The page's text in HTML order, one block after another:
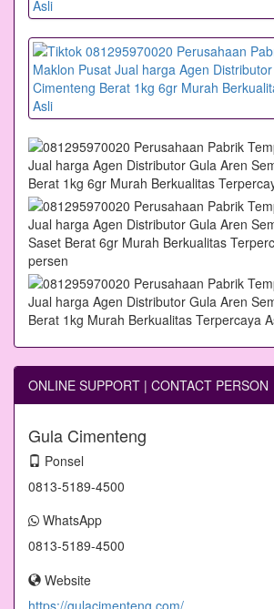
ONLINE SUPPORT | CONTACT PERSON
Gula Cimenteng
Ponsel
0813-5189-4500
WhatsApp
0813-5189-4500
Website
https://gulacimenteng.com/